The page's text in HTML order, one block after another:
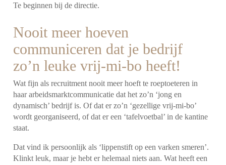
Te beginnen bij de directie.
Nooit meer hoeven
communiceren dat je bedrijf
zo’n leuke vrij-mi-bo heeft!
Wat fijn als recruitment nooit meer hoeft te roeptoeteren in
haar arbeidsmarktcommunicatie dat het zo’n ‘jong en
dynamisch’ bedrijf is. Of dat er zo’n ‘gezellige vrij-mi-bo’
wordt georganiseerd, of dat er een ‘tafelvoetbal’ in de kantine
staat.
Dat vind ik persoonlijk als ‘lippenstift op een varken smeren’.
Klinkt leuk, maar je hebt er helemaal niets aan. Wat heeft een